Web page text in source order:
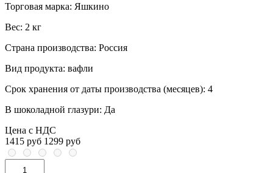
Торговая марка: Яшкино
Вес: 2 кг
Страна производства: Россия
Вид продукта: вафли
Срок хранения от даты производства (месяцев): 4
В шоколадной глазури: Да
Цена с НДС
1415 руб 1299 руб